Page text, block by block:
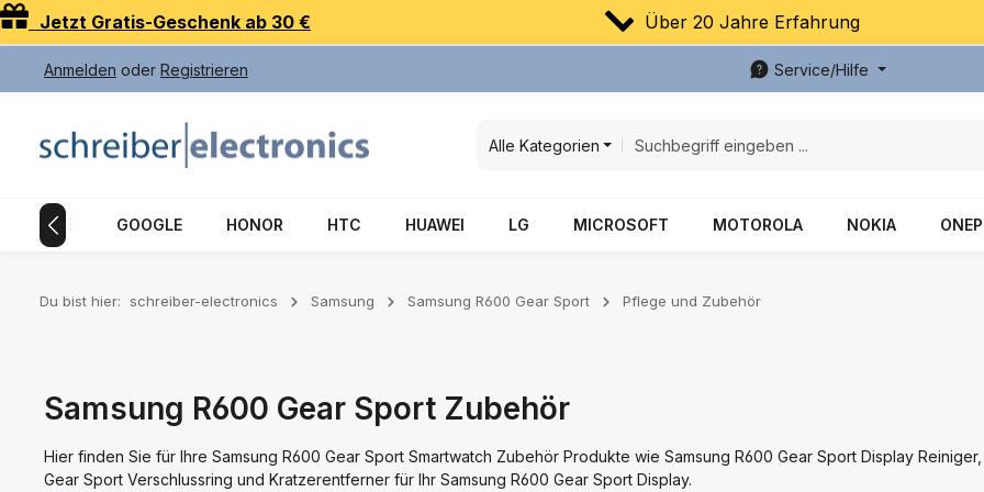
Hauptinhalt springen
Zur Suche springen
Zur Hauptnavigation springen
Jetzt Gratis-Geschenk ab 30 € Über 20 Jahre Erfahrung
Anmelden oder Registrieren Service/Hilfe
Alle Kategorien
APPLE GOOGLE HONOR HTC HUAWEI LG MICROSOFT MOTOROLA NOKIA
Du bist hier: schreiber-electronics Samsung Samsung R600 Gear Sport Pflege und Zubehör
Samsung R600 Gear Sport Zubehör
Hier finden Sie für Ihre Samsung R600 Gear Sport Smartwatch Zubehör Produkte wie Samsung R600 Gear Sport Display
Gear Sport Verschlussring und Kratzerentferner für Ihr Samsung R600 Gear Sport Display.